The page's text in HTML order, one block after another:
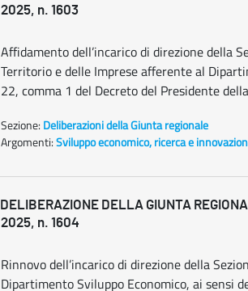
2025, n. 1603
Affidamento dell’incarico di direzione della
Territorio e delle Imprese afferente al
22, comma 1 del Decreto del Presidente
Sezione: Deliberazioni della Giunta regionale
Argomenti:Sviluppo economico, ricerca e
DELIBERAZIONE DELLA GIUNTA
2025, n. 1604
Rinnovo dell’incarico di direzione della
Dipartimento Sviluppo Economico, ai sensi